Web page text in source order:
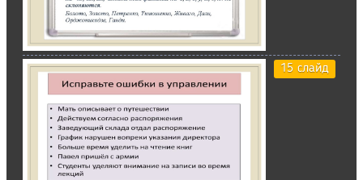
15 слайд